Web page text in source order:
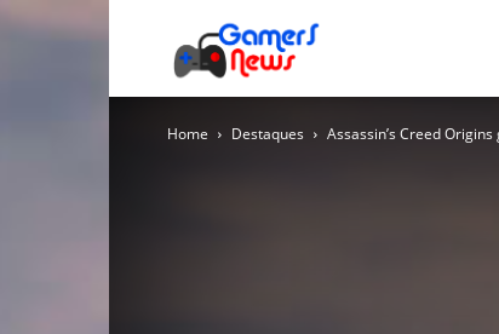
News
Home Destaques Assassin’s Creed